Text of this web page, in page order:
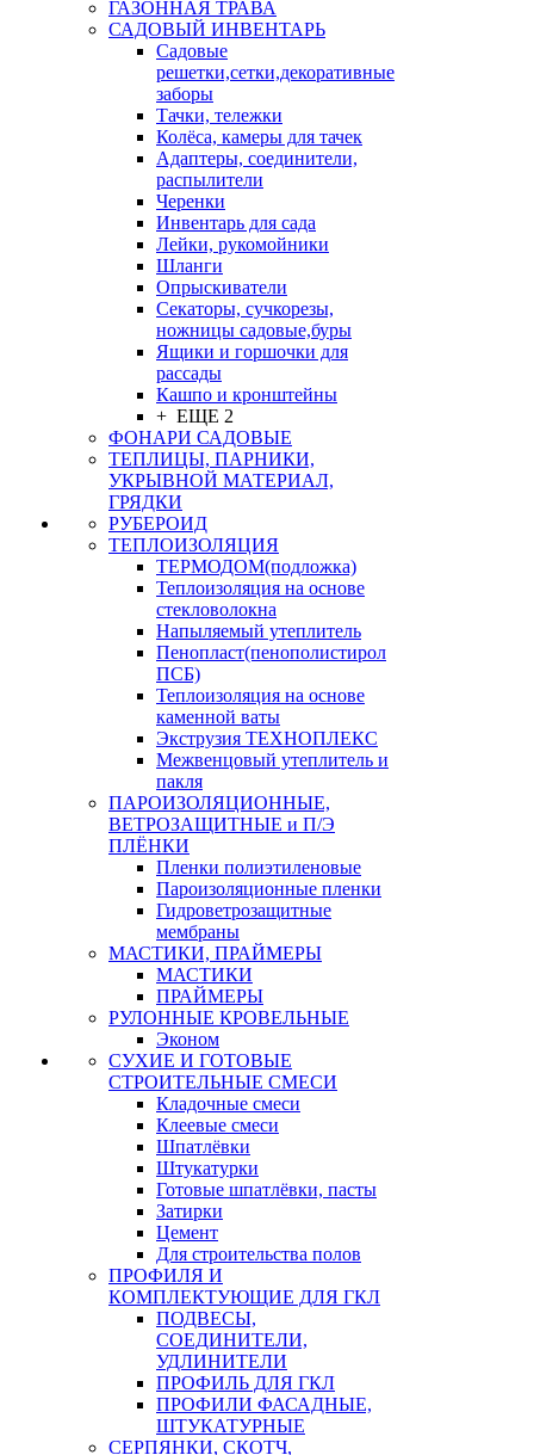
ГАЗОННАЯ ТРАВА
САДОВЫЙ ИНВЕНТАРЬ
Садовые
решетки,сетки,декоративные
заборы
Тачки, тележки
Колёса, камеры для тачек
Адаптеры, соединители,
распылители
Черенки
Инвентарь для сада
Лейки, рукомойники
Шланги
Опрыскиватели
Секаторы, сучкорезы,
ножницы садовые,буры
Ящики и горшочки для
рассады
Кашпо и кронштейны
+ ЕЩЕ 2
ФОНАРИ САДОВЫЕ
ТЕПЛИЦЫ, ПАРНИКИ,
УКРЫВНОЙ МАТЕРИАЛ,
ГРЯДКИ
РУБЕРОИД
ТЕПЛОИЗОЛЯЦИЯ
ТЕРМОДОМ(подложка)
Теплоизоляция на основе
стекловолокна
Напыляемый утеплитель
Пенопласт(пенополистирол
ПСБ)
Теплоизоляция на основе
каменной ваты
Экструзия ТЕХНОПЛЕКС
Межвенцовый утеплитель и
пакля
ПАРОИЗОЛЯЦИОННЫЕ,
ВЕТРОЗАЩИТНЫЕ и П/Э
ПЛЁНКИ
Пленки полиэтиленовые
Пароизоляционные пленки
Гидроветрозащитные
мембраны
МАСТИКИ, ПРАЙМЕРЫ
МАСТИКИ
ПРАЙМЕРЫ
РУЛОННЫЕ КРОВЕЛЬНЫЕ
Эконом
СУХИЕ И ГОТОВЫЕ
СТРОИТЕЛЬНЫЕ СМЕСИ
Кладочные смеси
Клеевые смеси
Шпатлёвки
Штукатурки
Готовые шпатлёвки, пасты
Затирки
Цемент
Для строительства полов
ПРОФИЛЯ И
КОМПЛЕКТУЮЩИЕ ДЛЯ ГКЛ
ПОДВЕСЫ,
СОЕДИНИТЕЛИ,
УДЛИНИТЕЛИ
ПРОФИЛЬ ДЛЯ ГКЛ
ПРОФИЛИ ФАСАДНЫЕ,
ШТУКАТУРНЫЕ
СЕРПЯНКИ, СКОТЧ,